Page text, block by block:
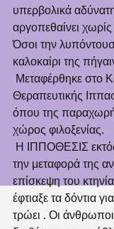
υπερβολικά
αργοπεθαίνει
Όσοι την
καλοκαίρι της
Θεραπευτικής
όπου της
χώρος φιλοξενίας.
την μεταφορά της
επίσκεψη του
έφτιαξε τα δόντια
τρώει . Οι